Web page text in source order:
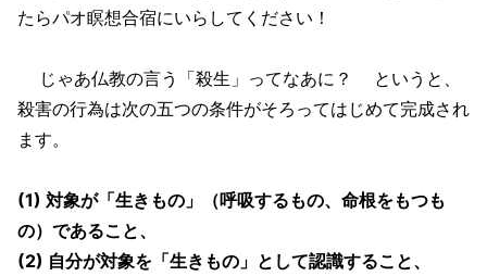
たらパオ瞑想合宿にいらしてください！
じゃあ仏教の言う「殺生」ってなあに？ というと、
殺害の行為は次の五つの条件がそろってはじめて完成され
ます。
(1) 対象が「生きもの」（呼吸するもの、命根をもつも
の）であること、
(2) 自分が対象を「生きもの」として認識すること、